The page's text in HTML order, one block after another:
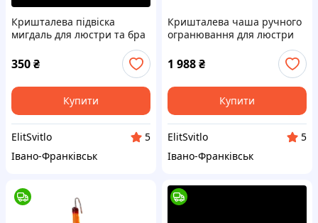
Кришталева підвіска
мигдаль для люстри та бра
350₴
Купити
ElitSvitlo
5
Івано-Франківськ
Кришталева чаша ручного
огранювання для люстри
бра Elite Bohemia деталь
1 988₴
Купити
ElitSvitlo
5
Івано-Франківськ